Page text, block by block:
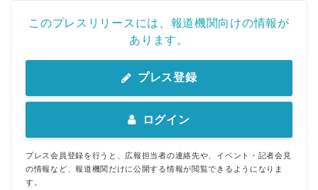
このプレスリリースには、報道機関向けの情報が
あります。
プレス登録
ログイン
プレス会員登録を行うと、広報担当者の連絡先や、イベント・記者会見
の情報など、報道機関だけに公開する情報が閲覧できるようになりま
す。